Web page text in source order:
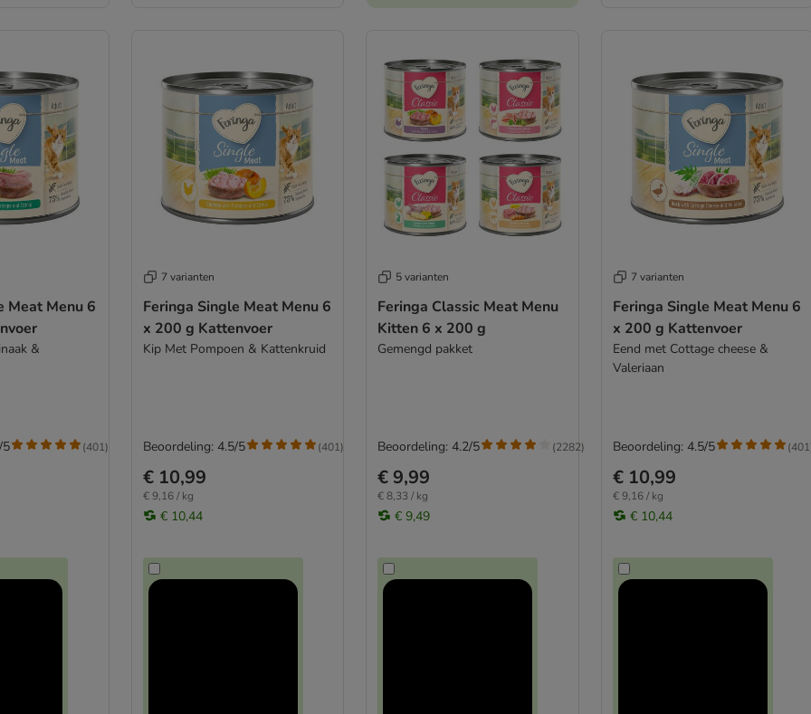
Meat Menu 6
&
5 (401)
7 varianten
Feringa Single Meat Menu 6
x 200 g Kattenvoer
Kip Met Pompoen & Kattenkruid
€ 10,99
€ 9,16 / kg
€ 10,44
Beoordeling: 4.5/5 (401)
5 varianten
Feringa Classic Meat Menu
Kitten 6 x 200 g
Gemengd pakket
€ 9,99
€ 8,33 / kg
€ 9,49
Beoordeling: 4.2/5 (2282)
7 varianten
Feringa Single Meat Menu 6
x 200 g Kattenvoer
Eend met Cottage cheese &
Valeriaan
€ 10,99
€ 9,16 / kg
€ 10,44
Beoordeling: 4.5/5 (401